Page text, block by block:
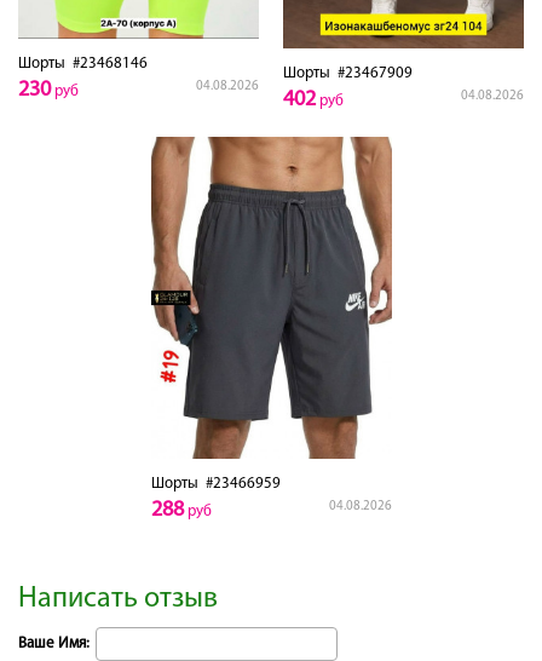
Шорты #23468146
04.08.2026
230руб
Шорты #23467909
04.08.2026
402руб
Шорты #23466959
04.08.2026
288руб
Написать отзыв
Ваше Имя: